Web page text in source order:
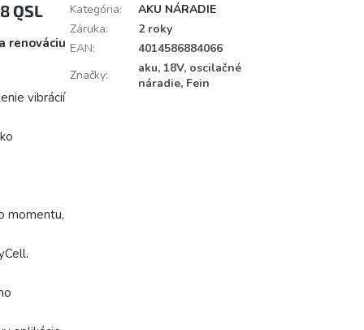
QSL
renováciu
vibrácií
momentu,
Kategória:
AKU NÁRADIE
Záruka:
2 roky
EAN:
4014586884066
Značky:
aku, 18V, oscilačné
náradie, Fein